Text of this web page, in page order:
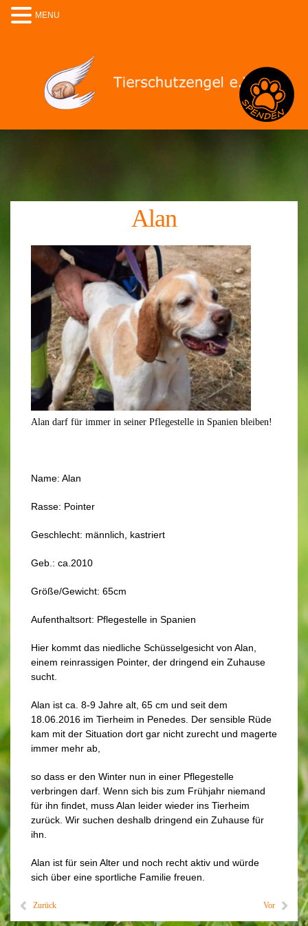
Alan
Alan darf für immer in seiner Pflegestelle in Spanien bleiben!
Name: Alan
Rasse: Pointer
Geschlecht: männlich, kastriert
Geb.: ca.2010
Größe/Gewicht: 65cm
Aufenthaltsort: Pflegestelle in Spanien
Hier kommt das niedliche Schüsselgesicht von Alan,
einem reinrassigen Pointer, der dringend ein Zuhause
sucht.
Alan ist ca. 8-9 Jahre alt, 65 cm und seit dem
18.06.2016 im Tierheim in Penedes. Der sensible Rüde
kam mit der Situation dort gar nicht zurecht und magerte
immer mehr ab,
so dass er den Winter nun in einer Pflegestelle
verbringen darf. Wenn sich bis zum Frühjahr niemand
für ihn findet, muss Alan leider wieder ins Tierheim
zurück. Wir suchen deshalb dringend ein Zuhause für
ihn.
Alan ist für sein Alter und noch recht aktiv und würde
sich über eine sportliche Familie freuen.
Zurück Vor
MENU